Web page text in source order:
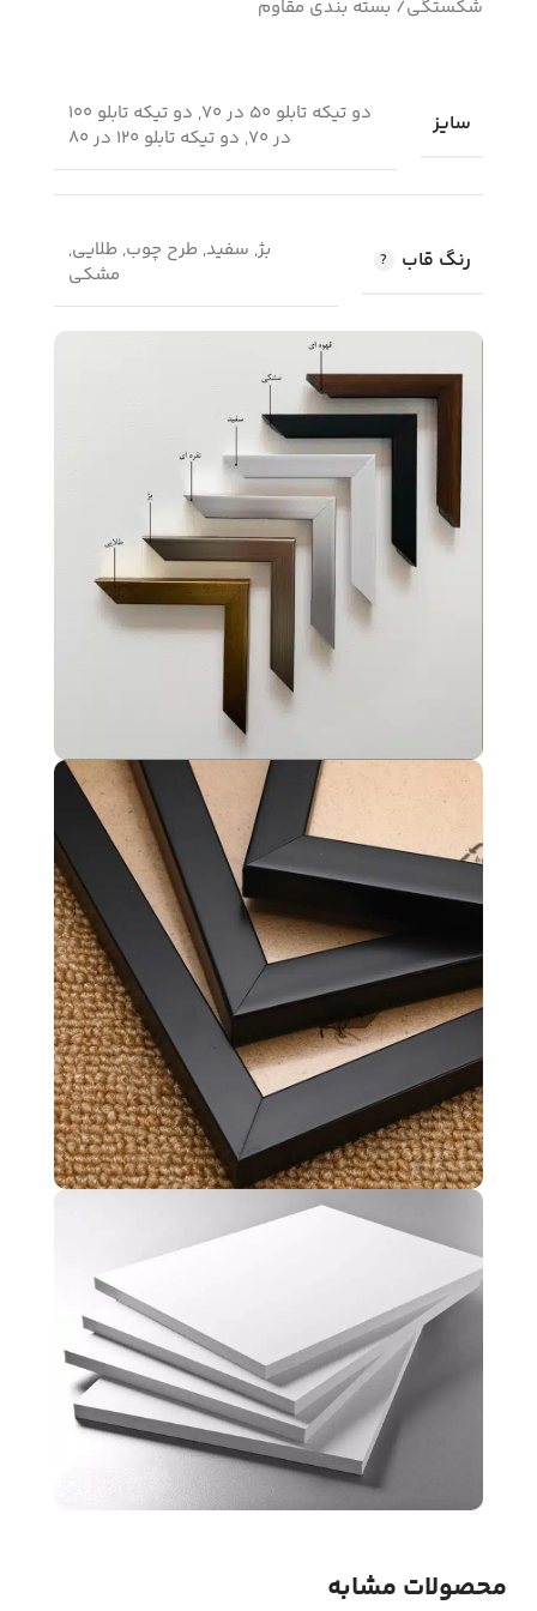
شکستگی/ بسته بندی مقاوم
سایز
دو تیکه تابلو 50 در 70, دو تیکه تابلو 100
در 70, دو تیکه تابلو 120 در 80
رنگ قاب
بژ, سفید, طرح چوب, طلایی,
مشکی
محصولات مشابه